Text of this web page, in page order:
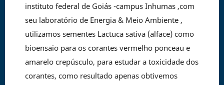
instituto federal de Goiás -campus Inhumas ,com
seu laboratório de Energia & Meio Ambiente ,
utilizamos sementes Lactuca sativa (alface) como
bioensaio para os corantes vermelho ponceau e
amarelo crepúsculo, para estudar a toxicidade dos
corantes, como resultado apenas obtivemos